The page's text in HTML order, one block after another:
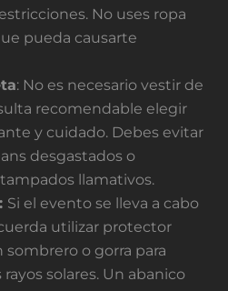
No uses ropa
pueda causarte
: No es necesario vestir de
recomendable elegir
y cuidado. Debes evitar
desgastados o
llamativos.
Si el evento se lleva a cabo
utilizar protector
sombrero o gorra para
solares. Un abanico